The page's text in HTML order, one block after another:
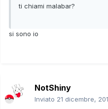
ti chiami malabar?
si sono io
NotShiny
Inviato 21 dicembre,